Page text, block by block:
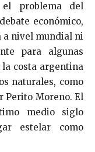
problema del
económico,
a nivel mundial ni
para algunas
costa argentina
naturales, como
Perito Moreno. El
medio siglo
estelar como